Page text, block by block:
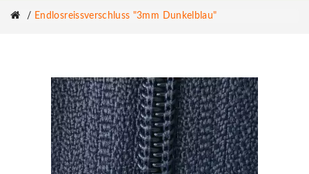
Endlosreissverschluss "3mm Dunkelblau"